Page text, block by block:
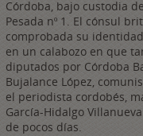
Córdoba, bajo custodia
Pesada nº 1. El cónsul
comprobada su
en un calabozo en que
diputados por Córdoba
Bujalance López,
el periodista cordobés,
García-Hidalgo
de pocos días.